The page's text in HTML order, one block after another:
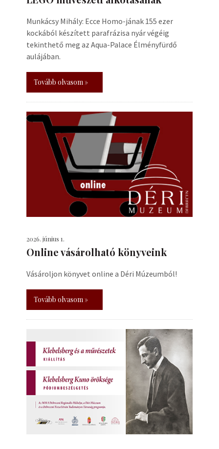
Munkácsy Mihály: Ecce Homo-jának 155 ezer
kockából készített parafrázisa nyár végéig
tekinthető meg az Aqua-Palace Élményfürdő
aulájában.
Tovább olvasom »
2026. június 1.
Online vásárolható könyveink
Vásároljon könyvet online a Déri Múzeumból!
Tovább olvasom »